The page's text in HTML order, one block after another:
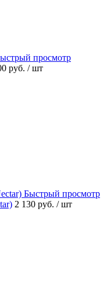
просмотр
руб. / шт
Быстрый просмотр
2 130 руб. / шт